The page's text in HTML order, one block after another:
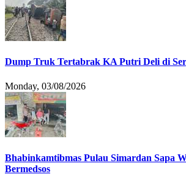
Dump Truk Tertabrak KA Putri Deli di
Monday, 03/08/2026
Bhabinkamtibmas Pulau Simardan Sapa
Bermedsos